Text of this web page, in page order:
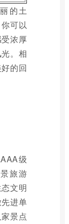
的土
可以
浓厚
。相
的回
级
旅游
文明
进单
景点